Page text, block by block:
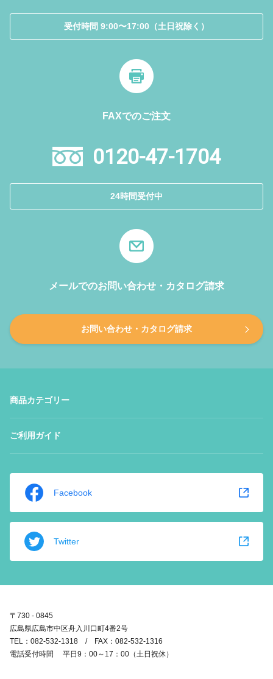
受付時間 9:00〜17:00（土日祝除く）
FAXでのご注文
0120-47-1704
24時間受付中
メールでのお問い合わせ・カタログ請求
お問い合わせ・カタログ請求
商品カテゴリー
ご利用ガイド
Facebook
Twitter
〒730 - 0845
広島県広島市中区舟入川口町4番2号
TEL：082-532-1318 / FAX：082-532-1316
電話受付時間 平日9：00～17：00（土日祝休）